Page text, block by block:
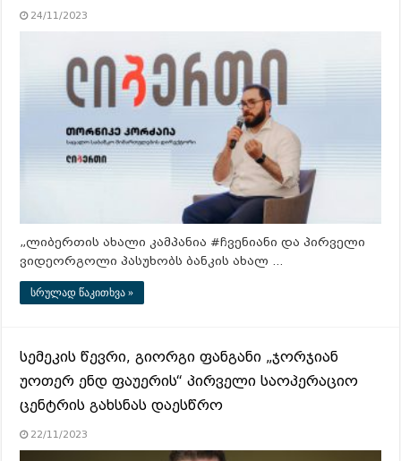
24/11/2023
„ლი­ბერ­თის ახა­ლი კამ­პა­ნია #ჩვე­ნი­ა­ნი და პირ­ვე­ლი
ვი­დე­ორ­გო­ლი პა­სუ­ხობს ბან­კის ახალ …
სრულად წაკითხვა »
სემეკის წევრი, გიორგი ფანგანი „ჯორჯიან
უოთერ ენდ ფაუერის“ პირველი საოპერაციო
ცენტრის გახსნას დაესწრო
22/11/2023